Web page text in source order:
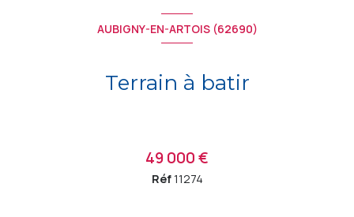
AUBIGNY-EN-ARTOIS (62690)
Terrain à batir
49 000 €
Réf11274